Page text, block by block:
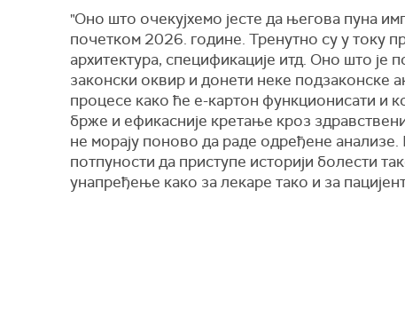
"Оно што очекујхемо јесте да његова пуна
почетком 2026. године. Тренутно су у току
архитектура, спецификације итд. Оно што је
законски оквир и донети неке подзаконске
процесе како ће е-картон функционисати и
брже и ефикасније кретање кроз
не морају поново да раде одређене
потпуности да приступе историји болести
унапређење како за лекаре тако и за